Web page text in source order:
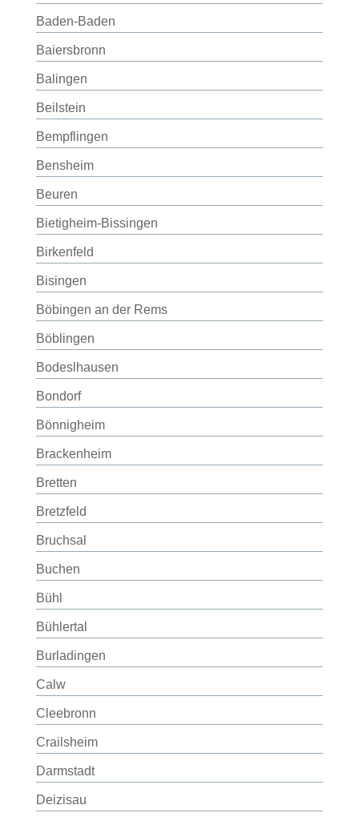
Baden-Baden
Baiersbronn
Balingen
Beilstein
Bempflingen
Bensheim
Beuren
Bietigheim-Bissingen
Birkenfeld
Bisingen
Böbingen an der Rems
Böblingen
Bodeslhausen
Bondorf
Bönnigheim
Brackenheim
Bretten
Bretzfeld
Bruchsal
Buchen
Bühl
Bühlertal
Burladingen
Calw
Cleebronn
Crailsheim
Darmstadt
Deizisau